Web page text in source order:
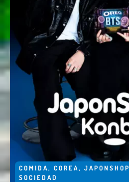
COMIDA, COREA, JAPONSHOP
SOCIEDAD